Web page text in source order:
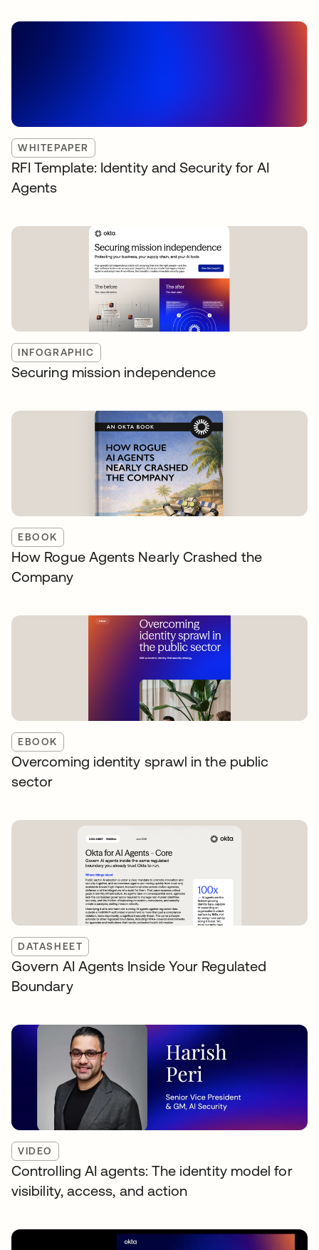
WHITEPAPER
RFI Template: Identity and Security for AI
Agents
INFOGRAPHIC
Securing mission independence
EBOOK
How Rogue Agents Nearly Crashed the
Company
EBOOK
Overcoming identity sprawl in the public
sector
DATASHEET
Govern AI Agents Inside Your Regulated
Boundary
VIDEO
Controlling AI agents: The identity model for
visibility, access, and action